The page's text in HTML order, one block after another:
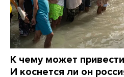
К чему может
И коснется ли он